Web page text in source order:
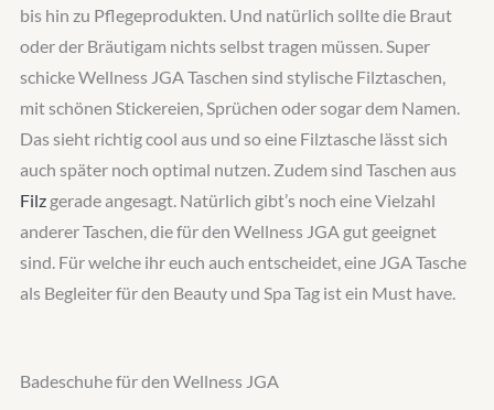
bis hin zu Pflegeprodukten. Und natürlich sollte die Braut
oder der Bräutigam nichts selbst tragen müssen. Super
schicke Wellness JGA Taschen sind stylische Filztaschen,
mit schönen Stickereien, Sprüchen oder sogar dem Namen.
Das sieht richtig cool aus und so eine Filztasche lässt sich
auch später noch optimal nutzen. Zudem sind Taschen aus
Filz gerade angesagt. Natürlich gibt’s noch eine Vielzahl
anderer Taschen, die für den Wellness JGA gut geeignet
sind. Für welche ihr euch auch entscheidet, eine JGA Tasche
als Begleiter für den Beauty und Spa Tag ist ein Must have.
Badeschuhe für den Wellness JGA